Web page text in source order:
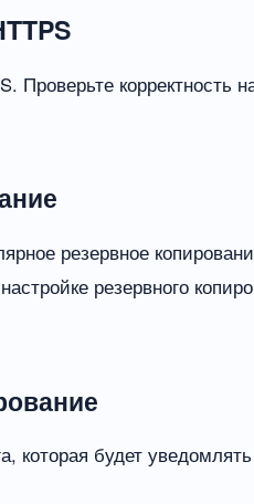
Проверьте корректность
резервное
резервного
которая будет